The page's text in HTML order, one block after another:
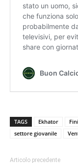
TAGS Ekhator Fini
settore giovanile
Articolo precedente